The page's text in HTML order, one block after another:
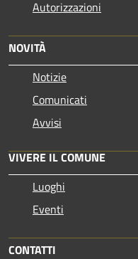
Autorizzazioni
NOVITÀ
Notizie
Comunicati
Avvisi
VIVERE IL COMUNE
Luoghi
Eventi
CONTATTI